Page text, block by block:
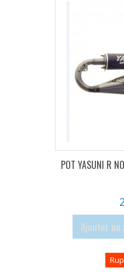
POT YASUNI R
Ajouter au